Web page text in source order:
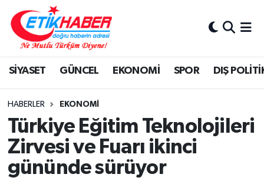
SİYASET GÜNCEL EKONOMİ SPOR DIŞ
HABERLER EKONOMİ
Türkiye Eğitim Teknolojileri
Zirvesi ve Fuarı ikinci
gününde sürüyor
BİLİM-TEKNOLOJİ
DIŞ POLİTİKA
DÜNYA
EĞİTİM GENÇLİK
EKONOMİ
Nöbetçi Eczaneler
Hava Durumu
İstanbul Namaz Vakitleri
Trafik Durumu
Süper Lig Puan Durumu ve Fikstür